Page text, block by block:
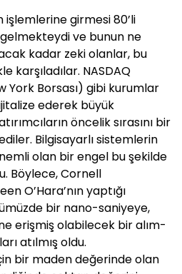
işlemlerine girmesi 80’li
gelmekteydi ve bunun ne
kadar zeki olanlar, bu
karşıladılar. NASDAQ
York Borsası) gibi kurumlar
ederek büyük
öncelik sırasını bir
Bilgisayarlı sistemlerin
olan bir engel bu şekilde
Böylece, Cornell
O’Hara’nın yaptığı
bir nano-saniyeye,
erişmiş olabilecek bir alım-
atılmış oldu.
bir maden değerinde olan